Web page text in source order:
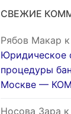
СВЕЖИЕ
Рябов Макар
Юридическое
процедуры
Москве —
Носова Зара